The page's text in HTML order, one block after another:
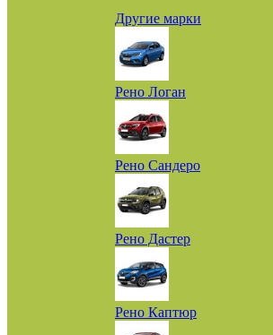
Другие марки
Рено Логан
Рено Сандеро
Рено Дастер
Рено Каптюр